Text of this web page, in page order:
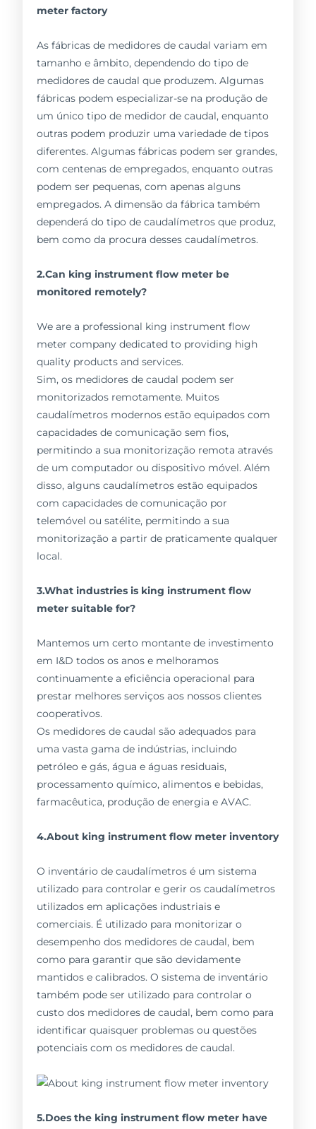
meter factory
As fábricas de medidores de caudal variam em
tamanho e âmbito, dependendo do tipo de
medidores de caudal que produzem. Algumas
fábricas podem especializar-se na produção de
um único tipo de medidor de caudal, enquanto
outras podem produzir uma variedade de tipos
diferentes. Algumas fábricas podem ser grandes,
com centenas de empregados, enquanto outras
podem ser pequenas, com apenas alguns
empregados. A dimensão da fábrica também
dependerá do tipo de caudalímetros que produz,
bem como da procura desses caudalímetros.
2.Can king instrument flow meter be
monitored remotely?
We are a professional king instrument flow
meter company dedicated to providing high
quality products and services.
Sim, os medidores de caudal podem ser
monitorizados remotamente. Muitos
caudalímetros modernos estão equipados com
capacidades de comunicação sem fios,
permitindo a sua monitorização remota através
de um computador ou dispositivo móvel. Além
disso, alguns caudalímetros estão equipados
com capacidades de comunicação por
telemóvel ou satélite, permitindo a sua
monitorização a partir de praticamente qualquer
local.
3.What industries is king instrument flow
meter suitable for?
Mantemos um certo montante de investimento
em I&D todos os anos e melhoramos
continuamente a eficiência operacional para
prestar melhores serviços aos nossos clientes
cooperativos.
Os medidores de caudal são adequados para
uma vasta gama de indústrias, incluindo
petróleo e gás, água e águas residuais,
processamento químico, alimentos e bebidas,
farmacêutica, produção de energia e AVAC.
4.About king instrument flow meter inventory
O inventário de caudalímetros é um sistema
utilizado para controlar e gerir os caudalímetros
utilizados em aplicações industriais e
comerciais. É utilizado para monitorizar o
desempenho dos medidores de caudal, bem
como para garantir que são devidamente
mantidos e calibrados. O sistema de inventário
também pode ser utilizado para controlar o
custo dos medidores de caudal, bem como para
identificar quaisquer problemas ou questões
potenciais com os medidores de caudal.
5.Does the king instrument flow meter have